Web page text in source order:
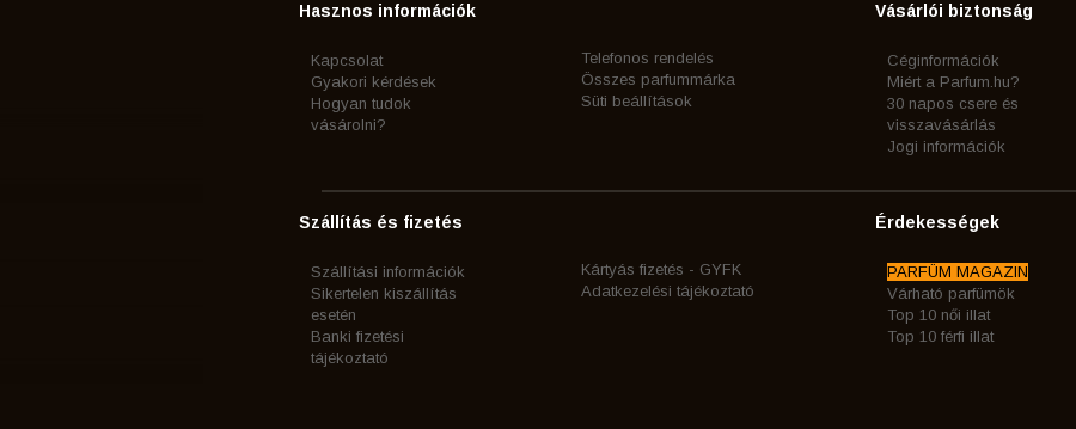
Hasznos információk
Kapcsolat
Gyakori kérdések
Hogyan tudok
vásárolni?
Telefonos rendelés
Összes parfummárka
Süti beállítások
Vásárlói biztonság
Céginformációk
Miért a Parfum.hu?
30 napos csere és
visszavásárlás
Jogi információk
Szállítás és fizetés
Szállítási információk
Sikertelen kiszállítás
esetén
Banki fizetési
tájékoztató
Kártyás fizetés - GYFK
Adatkezelési tájékoztató
Érdekességek
PARFÜM MAGAZIN
Várható parfümök
Top 10 női illat
Top 10 férfi illat